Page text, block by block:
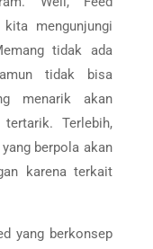
mengunjungi
tidak ada
tidak bisa
menarik akan
Terlebih,
berpola akan
karena terkait
yang berkonsep